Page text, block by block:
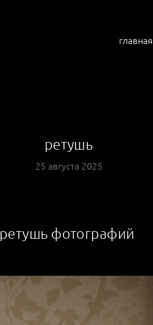
главная
ретушь
25 августа 2025
ретушь фотографий